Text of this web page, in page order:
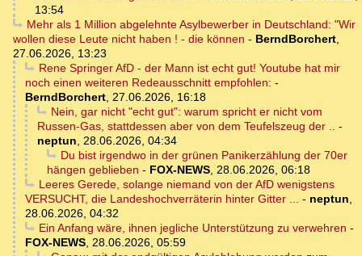
13:54
Mehr als 1 Million abgelehnte Asylbewerber in Deutschland: "Wir
wollen diese Leute nicht haben ! - die können - BerndBorchert,
27.06.2026, 13:23
Rene Springer AfD - der Mann ist echt gut! Youtube hat mir
noch einen weiteren Redeausschnitt empfohlen: -
BerndBorchert, 27.06.2026, 16:18
Nein, gar nicht "echt gut": warum spricht er nicht vom
Russen-Gas, stattdessen aber von dem Teufelszeug der .. -
neptun, 28.06.2026, 04:34
Du bist irgendwo in der grünen Panikerzählung der 70er
hängen geblieben - FOX-NEWS, 28.06.2026, 06:18
Leeres Gerede, solange niemand von der AfD wenigstens
VERSUCHT, die Landeshochverräterin hinter Gitter ... - neptun,
28.06.2026, 04:32
Ein Anfang wäre, ihnen jegliche Unterstützung zu verwehren -
FOX-NEWS, 28.06.2026, 05:59